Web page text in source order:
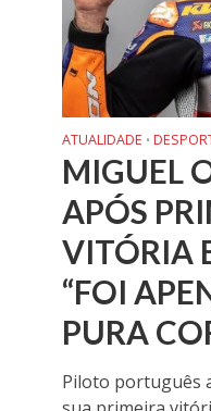
ATUALIDADE •
MIGUEL
APÓS
VITÓRIA
“FOI
PURA
Piloto português